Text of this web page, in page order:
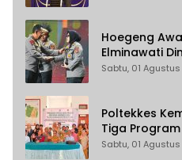
Hoegeng
Elminawati
Pelindung
Sabtu, 01 Agustus
Poltekkes
Tiga
Stunting di
Sabtu, 01